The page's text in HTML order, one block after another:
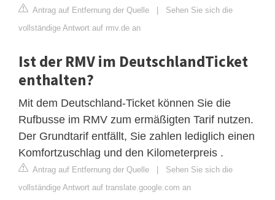
Antrag auf Entfernung der Quelle | Sehen Sie sich die
vollständige Antwort auf rmv.de an
Ist der RMV im DeutschlandTicket
enthalten?
Mit dem Deutschland-Ticket können Sie die
Rufbusse im RMV zum ermäßigten Tarif nutzen.
Der Grundtarif entfällt, Sie zahlen lediglich einen
Komfortzuschlag und den Kilometerpreis .
Antrag auf Entfernung der Quelle | Sehen Sie sich die
vollständige Antwort auf translate.google.com an